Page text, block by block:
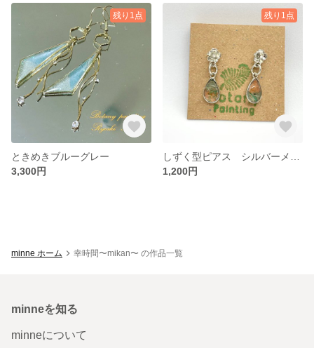
残り1点
ときめきブルーグレー
3,300円
残り1点
1,200円
minne ホーム 幸時間〜mikan〜 の作品一覧
minneを知る
minneについて